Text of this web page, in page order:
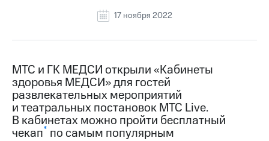
информация
Контакты
Медиа-центр
Пресс-
релизы
МТС
17 ноября 2022
МТС и ГК МЕДСИ открыли «Кабинеты
здоровья МЕДСИ» для гостей
развлекательных мероприятий
и театральных постановок МТС Live.
В кабинетах можно пройти бесплатный
чекап* по самым популярным